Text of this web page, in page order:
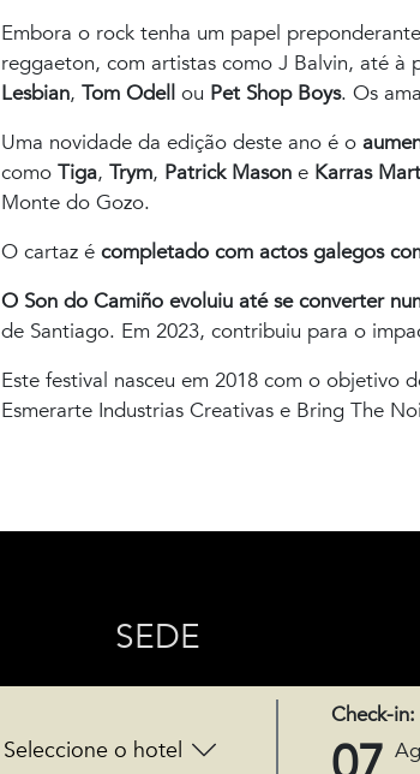
Embora o rock tenha um papel
reggaeton, com artistas como J Balvin, até à
Lesbian, Tom Odell ou Pet Shop Boys. Os
Uma novidade da edição deste ano é o
como Tiga, Trym, Patrick Mason e Karras
Monte do Gozo.
O cartaz é completado com actos galegos
O Son do Camiño evoluiu até se converter
de Santiago. Em 2023, contribuiu para o
Este festival nasceu em 2018 com o objetivo
Esmerarte Industrias Creativas e Bring The
Seleccione o hotel
Check-in:
SEDE
Santiago de Compostela, Espanha